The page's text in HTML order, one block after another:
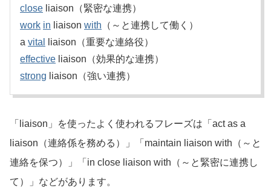
close liaison（緊密な連携）
work in liaison with （～と連携して働く）
a vital
liaison（重要な連絡役）
effective liaison（効果的な連携）
strong liaison（強い連携）
「liaison」を使ったよく使われるフレーズは「act as a
liaison（連絡係を務める）」「maintain liaison with（～と
連絡を保つ）」「in close liaison with（～と緊密に連携し
て）」などがあります。